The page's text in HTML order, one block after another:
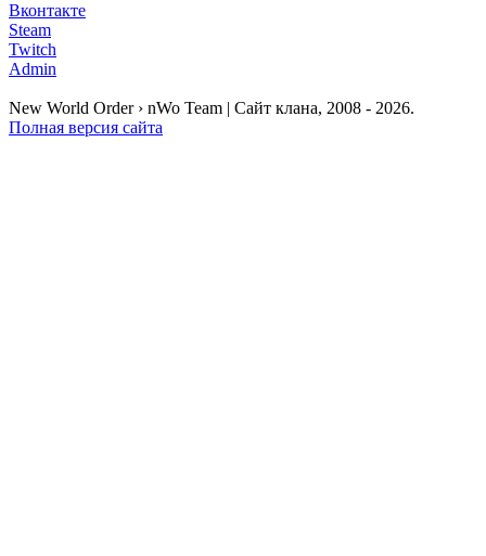
Вконтакте
Steam
Twitch
Admin
New World Order › nWo Team | Сайт клана, 2008 - 2026.
Полная версия сайта